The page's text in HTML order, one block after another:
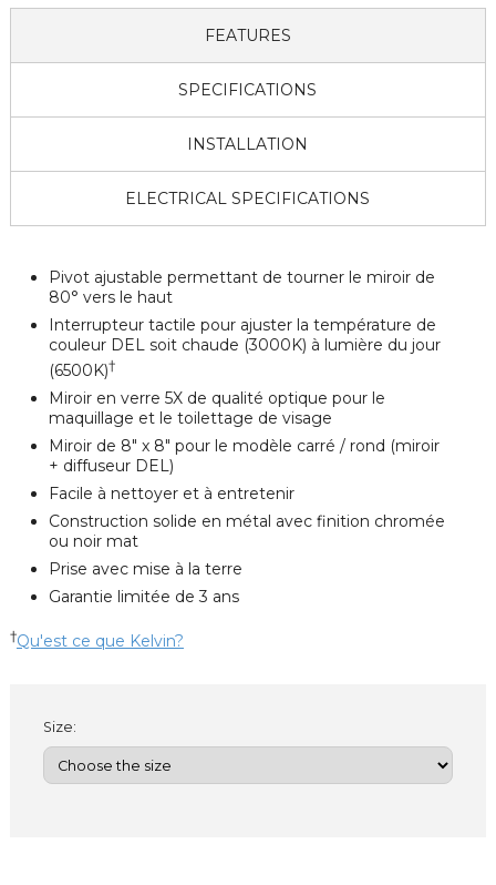
FEATURES
SPECIFICATIONS
INSTALLATION
ELECTRICAL SPECIFICATIONS
Pivot ajustable permettant de tourner le miroir de
80° vers le haut
Interrupteur tactile pour ajuster la température de
couleur DEL soit chaude (3000K) à lumière du jour
(6500K)†
Miroir en verre 5X de qualité optique pour le
maquillage et le toilettage de visage
Miroir de 8" x 8" pour le modèle carré / rond (miroir
+ diffuseur DEL)
Facile à nettoyer et à entretenir
Construction solide en métal avec finition chromée
ou noir mat
Prise avec mise à la terre
Garantie limitée de 3 ans
†Qu'est ce que Kelvin?
Size: